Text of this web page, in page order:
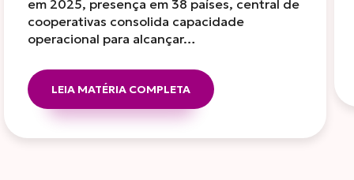
em 2025, presença em 38 países, central de
cooperativas consolida capacidade
operacional para alcançar…
LEIA MATÉRIA COMPLETA